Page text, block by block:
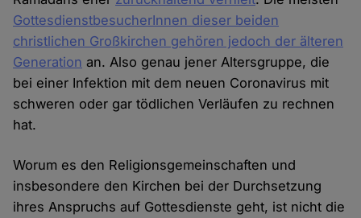
GottesdienstbesucherInnen dieser beiden
christlichen Großkirchen gehören jedoch der älteren
Generation an. Also genau jener Altersgruppe, die
bei einer Infektion mit dem neuen Coronavirus mit
schweren oder gar tödlichen Verläufen zu rechnen
hat.
Worum es den Religionsgemeinschaften und
insbesondere den Kirchen bei der Durchsetzung
ihres Anspruchs auf Gottesdienste geht, ist nicht die